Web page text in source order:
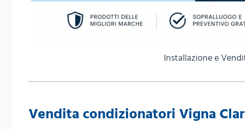
Installazione e
Vendita condizionatori Vigna